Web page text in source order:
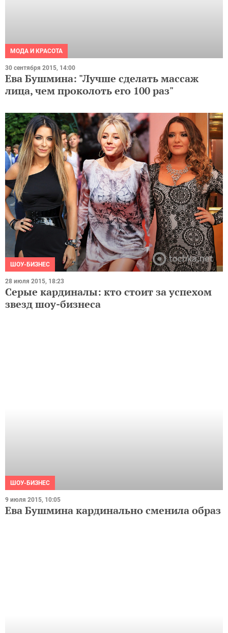
МОДА И КРАСОТА
30 сентября 2015, 14:00
Ева Бушмина: "Лучше сделать массаж
лица, чем проколоть его 100 раз"
ШОУ-БИЗНЕС
28 июля 2015, 18:23
Серые кардиналы: кто стоит за успехом
звезд шоу-бизнеса
ШОУ-БИЗНЕС
Ева Бушмина кардинально сменила образ